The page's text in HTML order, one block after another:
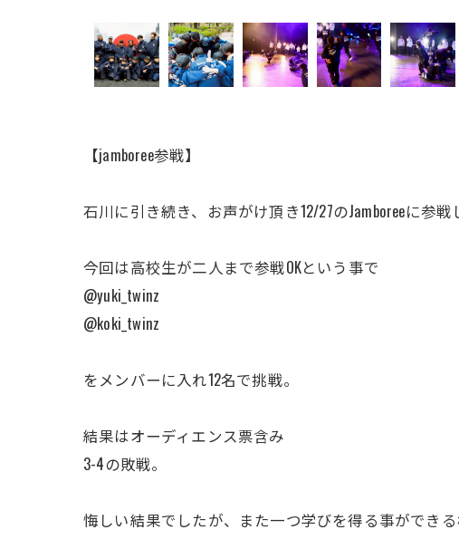
【jamboree参戦】
石川に引き続き、お声がけ頂き12/27のJamboreeに参戦
今回は高校生が二人まで参戦OKという事で
@yuki_twinz
@koki_twinz
をメンバーに入れ12名で挑戦。
結果はオーディエンス票含み
3-4の敗戦。
悔しい結果でしたが、また一つ学びを得る事ができる